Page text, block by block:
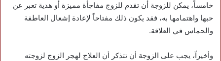
خامساً، يمكن للزوجة أن تقدم للزوج مفاجأة مميزة أو هدية تعبر عن
حبها واهتمامها به، فقد يكون ذلك مفتاحاً لإعادة إشعال العاطفة
والحماس في العلاقة.
وأخيراً، يجب على الزوجة أن تتذكر أن العلاج لهجر الزوج لزوجته